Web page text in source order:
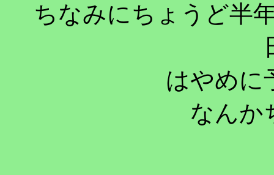
ちなみにちょうど半
はやめに
なんか